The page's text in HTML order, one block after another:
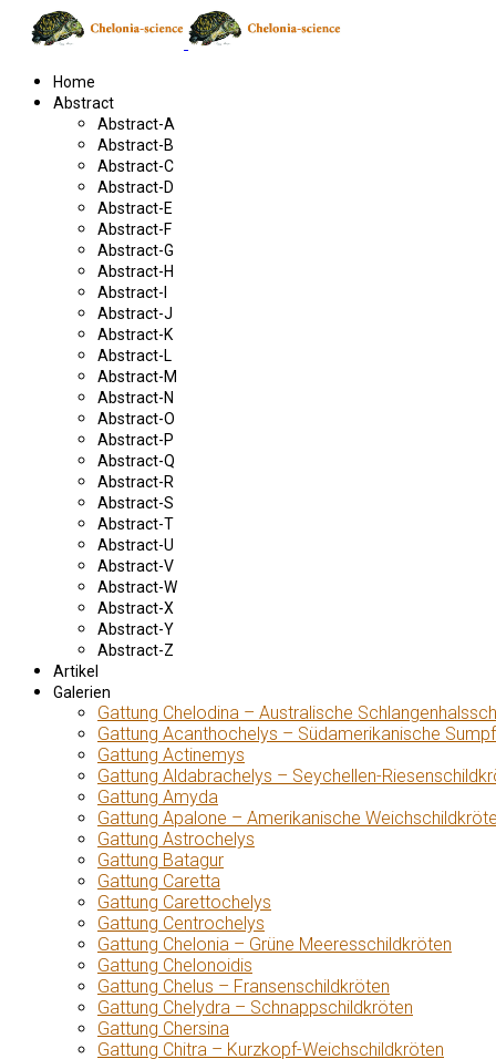
Home
Abstract
Abstract-A
Abstract-B
Abstract-C
Abstract-D
Abstract-E
Abstract-F
Abstract-G
Abstract-H
Abstract-I
Abstract-J
Abstract-K
Abstract-L
Abstract-M
Abstract-N
Abstract-O
Abstract-P
Abstract-Q
Abstract-R
Abstract-S
Abstract-T
Abstract-U
Abstract-V
Abstract-W
Abstract-X
Abstract-Y
Abstract-Z
Artikel
Galerien
Gattung Chelodina – Australische
Gattung Acanthochelys – Südamerikanische
Gattung Actinemys
Gattung Aldabrachelys – Seychellen-
Gattung Amyda
Gattung Apalone – Amerikanische
Gattung Astrochelys
Gattung Batagur
Gattung Caretta
Gattung Carettochelys
Gattung Centrochelys
Gattung Chelonia – Grüne Meeresschildkröten
Gattung Chelonoidis
Gattung Chelus – Fransenschildkröten
Gattung Chelydra – Schnappschildkröten
Gattung Chersina
Gattung Chitra – Kurzkopf-Weichschildkröten